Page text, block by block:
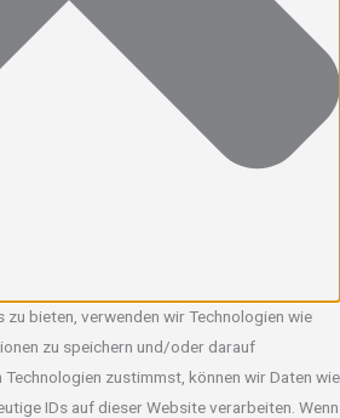
zu bieten, verwenden wir Technologien wie
zu speichern und/oder darauf
Technologien zustimmst, können wir Daten wie
IDs auf dieser Website verarbeiten. Wenn